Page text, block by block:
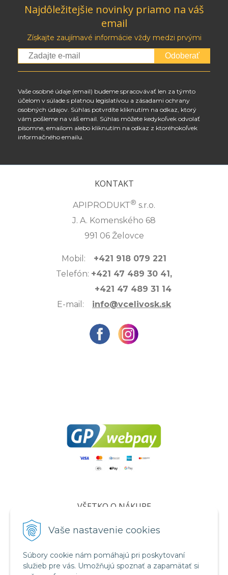
Vaše nastavenie cookies
Súbory cookie nám pomáhajú pri poskytovaní
služieb pre vás. Umožňujú spoznať a zapamätať si
Najdôležitejšie novinky priamo na váš
email
Získajte zaujímavé informácie vždy medzi prvými
Odoberať
Vaše osobné údaje (email) budeme spracovávať len za týmto
účelom v súlade s platnou legislatívou a zásadami ochrany
osobných údajov. Súhlas potvrdíte kliknutím na odkaz, ktorý
vám pošleme na váš email. Súhlas môžete kedykoľvek odvolať
písomne, emailom alebo kliknutím na odkaz z ktoréhokoľvek
informačného emailu.
KONTAKT
APIPRODUKT® s.r.o.
J. A. Komenského 68
991 06 Želovce
Mobil: +421 918 079 221
Telefón: +421 47 489 30 41,
+421 47 489 31 14
E-mail: info@vcelivosk.sk
VŠETKO O NÁKUPE
Certifikáty
Ochrana osobných údajov
Informácie o cookies